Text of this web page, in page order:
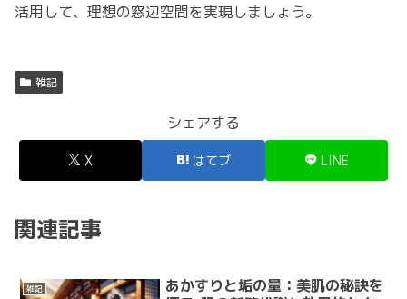
活用して、理想の窓辺空間を実現しましょう。
雑記
シェアする
X はてブ LINE
関連記事
雑記
あかすりと垢の量：美肌の秘訣を